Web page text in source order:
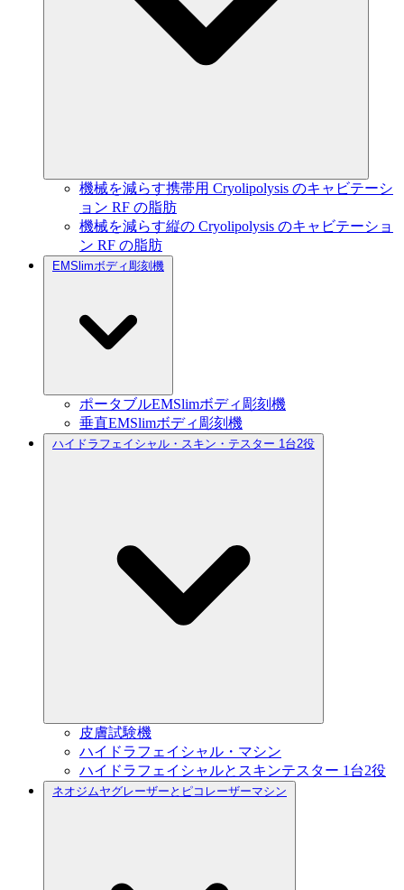
機械を減らす携帯用 Cryolipolysis のキャビテーシ
ョン RF の脂肪
機械を減らす縦の Cryolipolysis のキャビテーショ
ン RF の脂肪
EMSlimボディ彫刻機
ポータブルEMSlimボディ彫刻機
垂直EMSlimボディ彫刻機
ハイドラフェイシャル・スキン・テスター 1台2役
皮膚試験機
ハイドラフェイシャル・マシン
ハイドラフェイシャルとスキンテスター 1台2役
ネオジムヤグレーザーとピコレーザーマシン